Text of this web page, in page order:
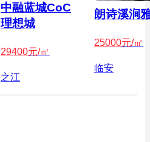
中融蓝城CoC
理想城
29400元/㎡
之江
朗诗溪涧
25000元/㎡
临安